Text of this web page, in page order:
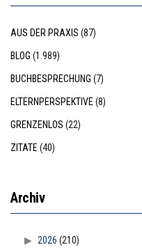
AUS DER PRAXIS (87)
BLOG (1.989)
BUCHBESPRECHUNG (7)
ELTERNPERSPEKTIVE(8)
GRENZENLOS (22)
ZITATE(40)
Archiv
2026 (210)